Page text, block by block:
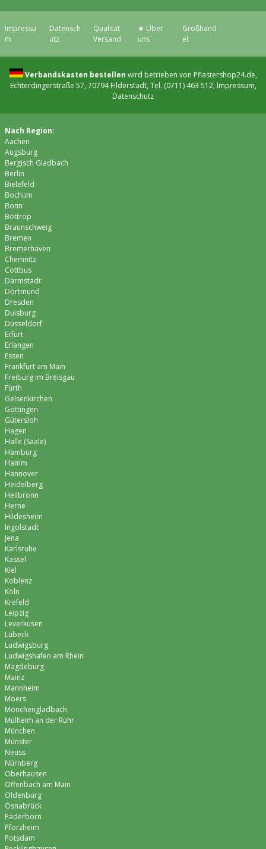
Impressu
m
Datensch
utz
Qualität
Versand
★ Über
uns
Großhand
el
Verbandskasten bestellen wird betrieben von Pflastershop24.de,
Echterdingerstraße 57, 70794 Filderstadt, Tel. (0711) 463 512, Impressum,
Datenschutz
Nach Region:
Aachen
Augsburg
Bergisch Gladbach
Berlin
Bielefeld
Bochum
Bonn
Bottrop
Braunschweig
Bremen
Bremer­haven
Chemnitz
Cottbus
Darmstadt
Dortmund
Dresden
Duisburg
Düsseldorf
Erfurt
Erlangen
Essen
Frankfurt am Main
Freiburg im Breisgau
Fürth
Gelsenkirchen
Göttingen
Gütersloh
Hagen
Halle (Saale)
Hamburg
Hamm
Hannover
Heidelberg
Heilbronn
Herne
Hildesheim
Ingolstadt
Jena
Karlsruhe
Kassel
Kiel
Koblenz
Köln
Krefeld
Leipzig
Leverkusen
Lübeck
Ludwigsburg
Ludwigshafen am Rhein
Magdeburg
Mainz
Mannheim
Moers
Mönchen­gladbach
Mülheim an der Ruhr
München
Münster
Neuss
Nürnberg
Oberhausen
Offenbach am Main
Oldenburg
Osnabrück
Paderborn
Pforzheim
Potsdam